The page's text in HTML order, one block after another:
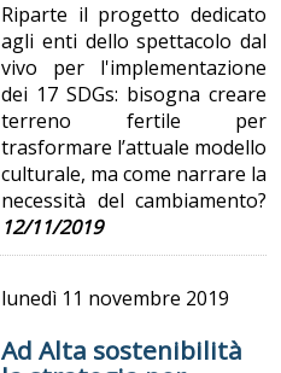
Riparte il progetto dedicato
agli enti dello spettacolo dal
vivo per l'implementazione
dei 17 SDGs: bisogna creare
terreno fertile per
trasformare l’attuale modello
culturale, ma come narrare la
necessità del cambiamento?
12/11/2019
lunedì 11 novembre 2019
Ad Alta sostenibilità